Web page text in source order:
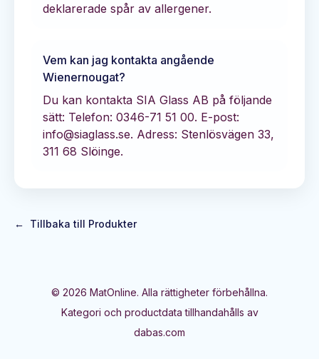
deklarerade spår av allergener.
Vem kan jag kontakta angående
Wienernougat?
Du kan kontakta SIA Glass AB på följande
sätt: Telefon: 0346-71 51 00. E-post:
info@siaglass.se. Adress: Stenlösvägen 33,
311 68 Slöinge.
← Tillbaka till Produkter
© 2026 MatOnline. Alla rättigheter förbehållna.
Kategori och productdata tillhandahålls av
dabas.com